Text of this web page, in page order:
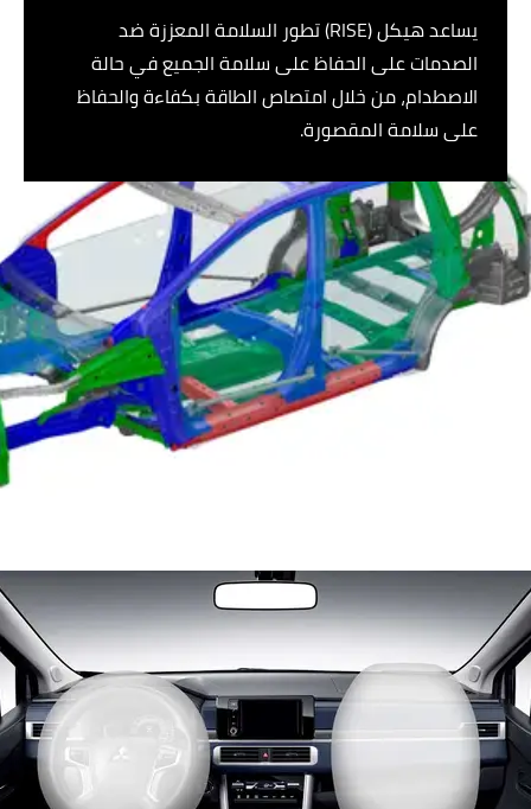
يساعد هيكل (RISE) تطور السلامة المعززة ضد
الصدمات على الحفاظ على سلامة الجميع في حالة
الاصطدام، من خلال امتصاص الطاقة بكفاءة والحفاظ
على سلامة المقصورة.